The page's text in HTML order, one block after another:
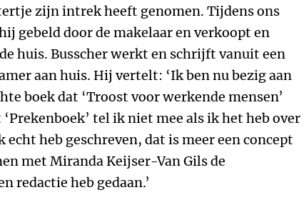
zijn intrek heeft genomen. Tijdens ons
gebeld door de makelaar en verkoopt en
huis. Busscher werkt en schrijft vanuit een
aan huis. Hij vertelt: ‘Ik ben nu bezig aan
boek dat ‘Troost voor werkende mensen’
tel ik niet mee als ik het heb over
echt heb geschreven, dat is meer een concept
met Miranda Keijser-Van Gils de
redactie heb gedaan.’